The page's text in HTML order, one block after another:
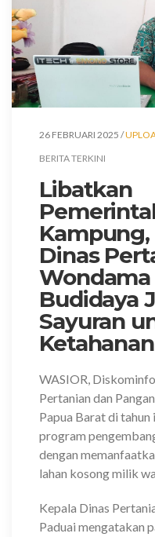
26 FEBRUARI 2025 /
BERITA TERKINI
Libatkan
Dinas
Budidaya
Sayuran
WASIOR,
Pertanian dan
Papua Barat di
program
dengan
lahan kosong milik
Kepala Dinas
Paduai mengatakan